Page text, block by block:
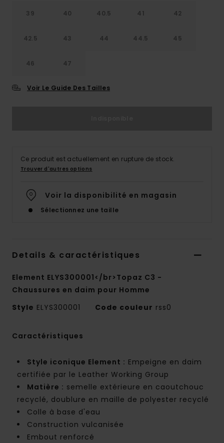
39 40 40.5 41 42
42.5 43 44 44.5 45
46 47
Voir Le Guide Des Tailles
Ce produit est actuellement en rupture de stock.
Trouver d'autres options
Voir la disponibilité en magasin
Sélectionnez une taille
Details & caractéristiques
Element ELYS300001</br>Topaz C3 -
Chaussures en daim pour Homme
Style ELYS300001 Code couleur rss0
Caractéristiques
Style iconique Element : Empeigne en daim
certifiée par le Leather Working Group
Matière : semelle extérieure en caoutchouc
recyclé, doublure en maille de polyester recyclé
Colle à base d'eau
Construction vulcanisée
Embout renforcé